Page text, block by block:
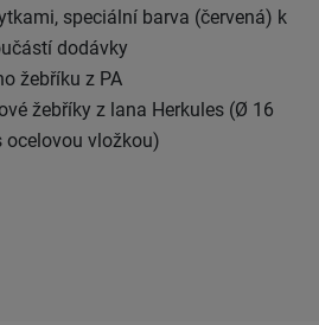
speciální barva (červená) k
dodávky
žebříku z PA
žebříky z lana Herkules (Ø 16
ocelovou vložkou)